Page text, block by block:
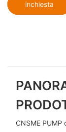
inchiesta
CNSME